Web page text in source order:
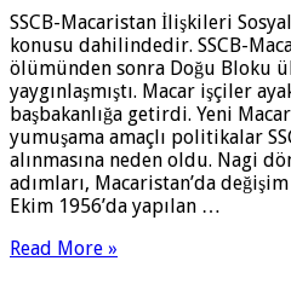
SSCB-Macaristan İlişkileri
konusu dahilindedir. SSCB-
ölümünden sonra Doğu Bloku
yaygınlaşmıştı. Macar işçiler
başbakanlığa getirdi. Yeni Macar
yumuşama amaçlı poli­tikalar
alınmasına ne­den oldu. Nagi
adımları, Macaristan’da
Ekim 1956’da yapılan …
Read More »